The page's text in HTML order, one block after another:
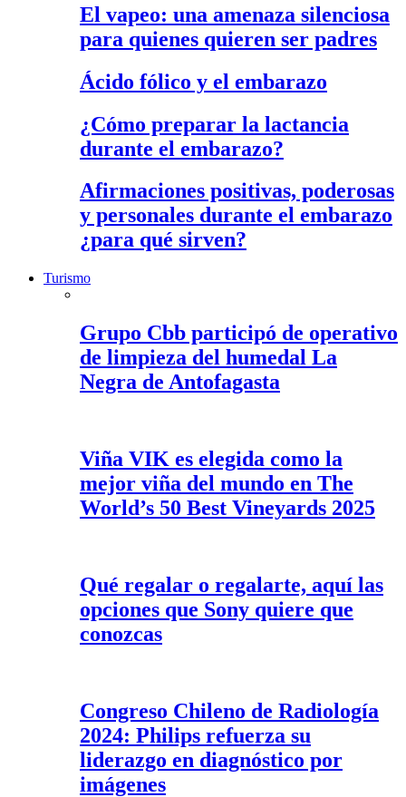
El vapeo: una amenaza silenciosa
para quienes quieren ser padres
Ácido fólico y el embarazo
¿Cómo preparar la lactancia
durante el embarazo?
Afirmaciones positivas, poderosas
y personales durante el embarazo
¿para qué sirven?
Turismo
Grupo Cbb participó de operativo
de limpieza del humedal La
Negra de Antofagasta
Viña VIK es elegida como la
mejor viña del mundo en The
World’s 50 Best Vineyards 2025
Qué regalar o regalarte, aquí las
opciones que Sony quiere que
conozcas
Congreso Chileno de Radiología
2024: Philips refuerza su
liderazgo en diagnóstico por
imágenes